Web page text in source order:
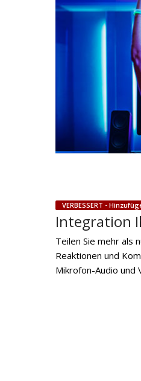
VERBESSERT -
Integration
Teilen Sie mehr als
Reaktionen und
Mikrofon-Audio und